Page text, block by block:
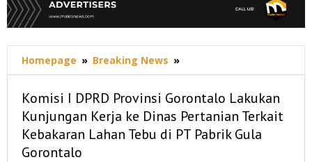
Homepage » Breaking News »
I
Provinsi
Gorontalo
Lakukan
Komisi I DPRD Provinsi Gorontalo Lakukan
Kunjungan Kerja ke Dinas Pertanian Terkait
Kebakaran Lahan Tebu di PT Pabrik Gula
Gorontalo